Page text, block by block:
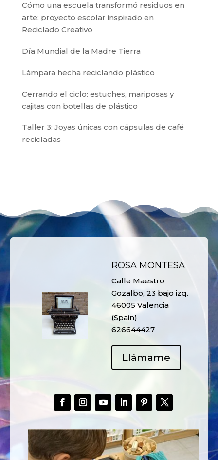
Cómo una escuela transformó residuos en
arte: proyecto escolar inspirado en
Reciclado Creativo
Día Mundial de la Madre Tierra
Lámpara hecha reciclando plástico
Cerrando el ciclo: estuches, mariposas y
cajitas con botellas de plástico
Taller 3: Joyas únicas con cápsulas de café
recicladas
ROSA MONTESA
Calle Maestro
Gozalbo, 23 bajo izq.
46005 Valencia
(Spain)
626644427
Llámame